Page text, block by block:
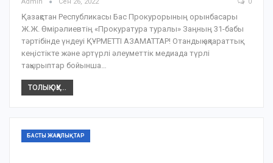
Admin Сен 26, 2022 0
Қазақстан Республикасы Бас Прокурорының орынбасары
Ж.Ж. Өмірәлиевтің «Прокуратура туралы» Заңның 31-бабы
тәртібінде үндеуі ҚҰРМЕТТІ АЗАМАТТАР! Отандық ақпараттық
кеңістікте және әртүрлі әлеуметтік медиада түрлі
тақырыптар бойынша…
ТОЛЫҚ ОҚУ...
БАСТЫ ЖАҢАЛЫҚТАР